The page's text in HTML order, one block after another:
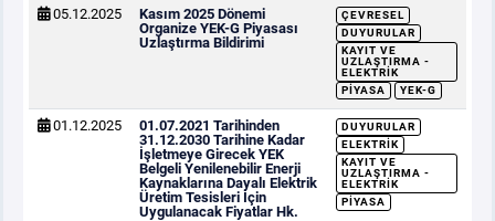
05.12.2025
Kasım 2025 Dönemi
Organize YEK-G Piyasası
Uzlaştırma Bildirimi
ÇEVRESEL
DUYURULAR
KAYIT VE
UZLAŞTIRMA -
ELEKTRIK
PIYASA
YEK-G
01.12.2025
01.07.2021 Tarihinden
31.12.2030 Tarihine Kadar
İşletmeye Girecek YEK
Belgeli Yenilenebilir Enerji
Kaynaklarına Dayalı Elektrik
Üretim Tesisleri İçin
Uygulanacak Fiyatlar Hk.
DUYURULAR
ELEKTRIK
KAYIT VE
UZLAŞTIRMA -
ELEKTRIK
PIYASA